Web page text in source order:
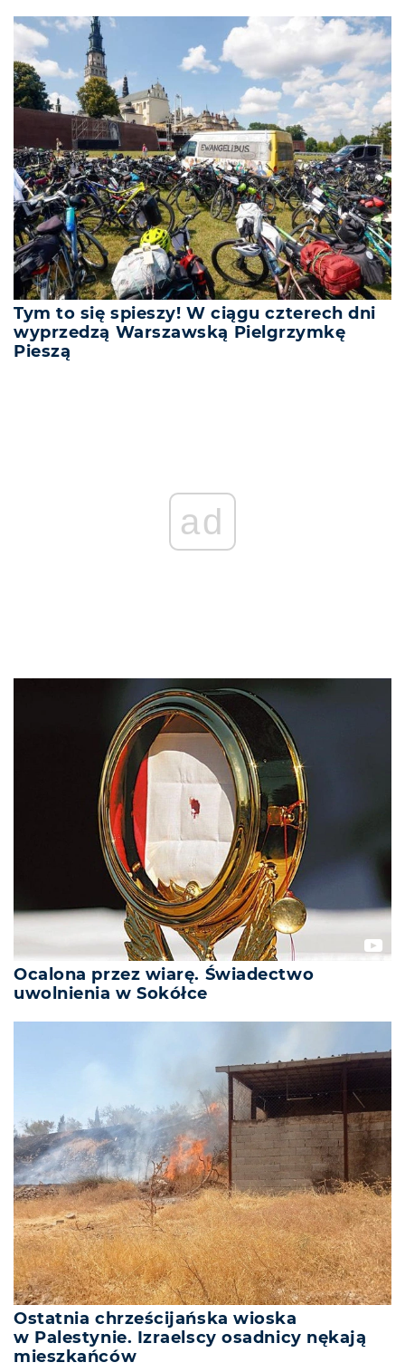
Tym to się spieszy! W ciągu czterech dni
wyprzedzą Warszawską Pielgrzymkę
Pieszą
ad
Ocalona przez wiarę. Świadectwo
uwolnienia w Sokółce
Ostatnia chrześcijańska wioska
w Palestynie. Izraelscy osadnicy nękają
mieszkańców